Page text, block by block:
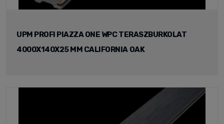
UPM PROFI PIAZZA ONE WPC TERASZBURKOLAT
4000X140X25 MM CALIFORNIA OAK